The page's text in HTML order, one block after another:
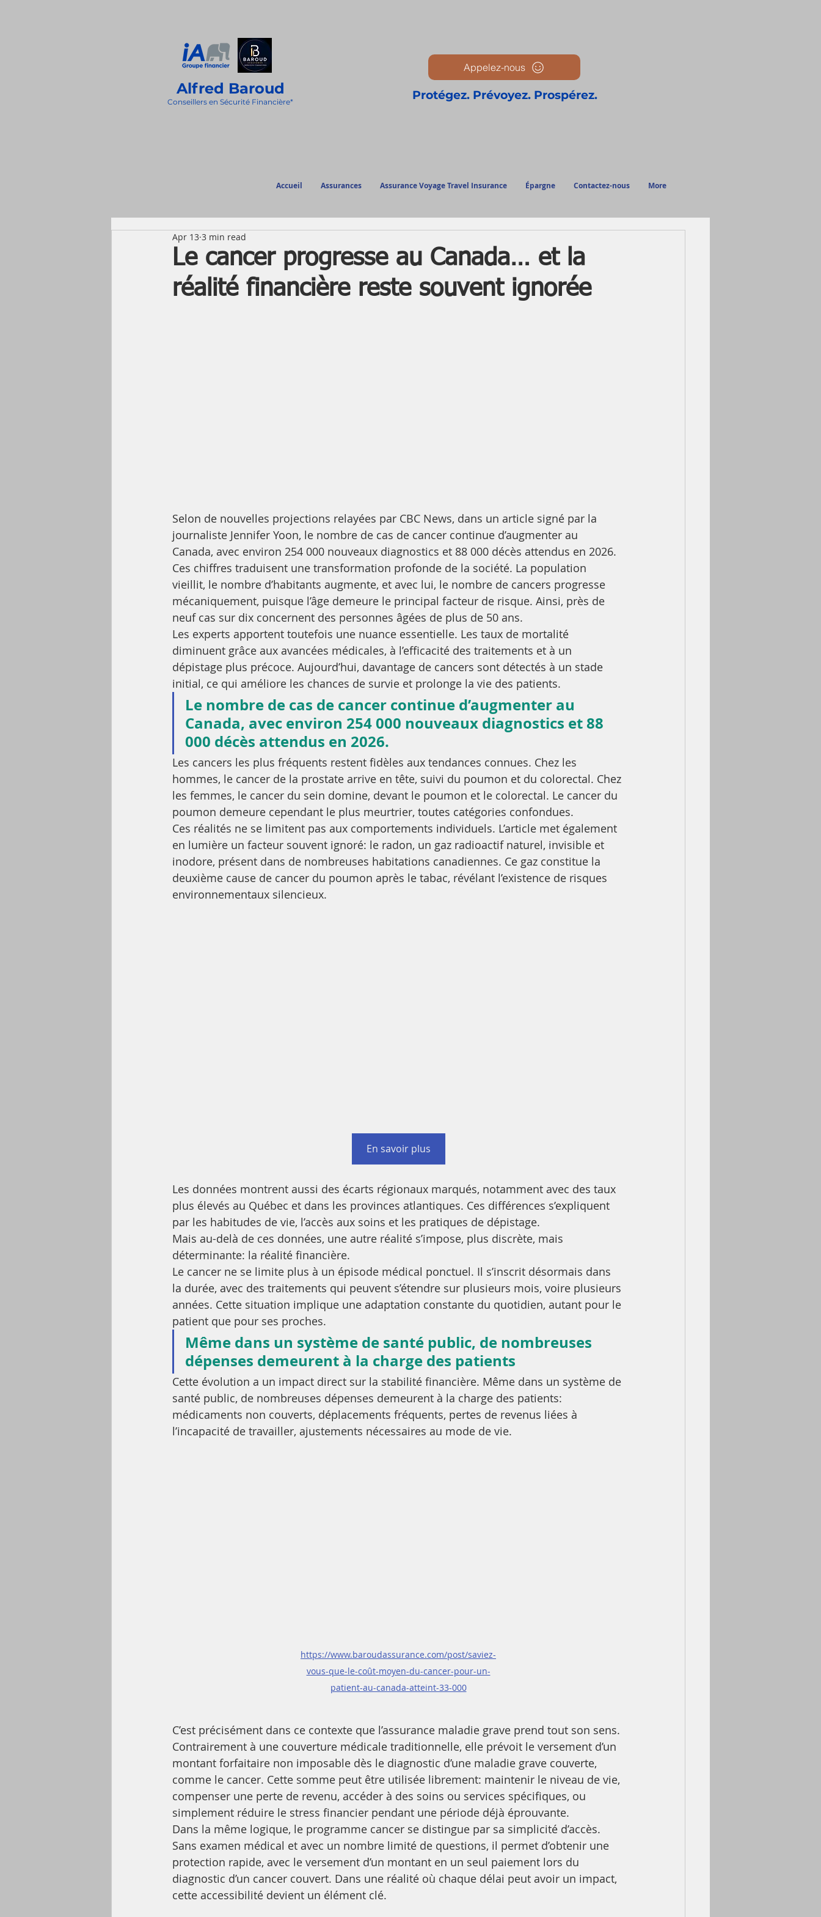
Alfred Baroud
Conseillers en Sécurité Financière*
Appelez-nous
Protégez. Prévoyez. Prospérez.
Accueil Assurances Assurance Voyage Travel Insurance Épargne Contactez-nous More
Le cancer progresse au Canada… et la
réalité financière reste souvent ignorée
Apr 13 3 min read
Selon de nouvelles projections relayées par CBC News, dans un article signé par la
journaliste Jennifer Yoon, le nombre de cas de cancer continue d’augmenter au
Canada, avec environ 254 000 nouveaux diagnostics et 88 000 décès attendus en 2026.
Ces chiffres traduisent une transformation profonde de la société. La population
vieillit, le nombre d’habitants augmente, et avec lui, le nombre de cancers progresse
mécaniquement, puisque l’âge demeure le principal facteur de risque. Ainsi, près de
neuf cas sur dix concernent des personnes âgées de plus de 50 ans.
Les experts apportent toutefois une nuance essentielle. Les taux de mortalité
diminuent grâce aux avancées médicales, à l’efficacité des traitements et à un
dépistage plus précoce. Aujourd’hui, davantage de cancers sont détectés à un stade
initial, ce qui améliore les chances de survie et prolonge la vie des patients.
Le nombre de cas de cancer continue d’augmenter au
Canada, avec environ 254 000 nouveaux diagnostics et 88
000 décès attendus en 2026.
Les cancers les plus fréquents restent fidèles aux tendances connues. Chez les
hommes, le cancer de la prostate arrive en tête, suivi du poumon et du colorectal. Chez
les femmes, le cancer du sein domine, devant le poumon et le colorectal. Le cancer du
poumon demeure cependant le plus meurtrier, toutes catégories confondues.
Ces réalités ne se limitent pas aux comportements individuels. L’article met également
en lumière un facteur souvent ignoré: le radon, un gaz radioactif naturel, invisible et
inodore, présent dans de nombreuses habitations canadiennes. Ce gaz constitue la
deuxième cause de cancer du poumon après le tabac, révélant l’existence de risques
environnementaux silencieux.
En savoir plus
Les données montrent aussi des écarts régionaux marqués, notamment avec des taux
plus élevés au Québec et dans les provinces atlantiques. Ces différences s’expliquent
par les habitudes de vie, l’accès aux soins et les pratiques de dépistage.
Mais au-delà de ces données, une autre réalité s’impose, plus discrète, mais
déterminante: la réalité financière.
Le cancer ne se limite plus à un épisode médical ponctuel. Il s’inscrit désormais dans
la durée, avec des traitements qui peuvent s’étendre sur plusieurs mois, voire plusieurs
années. Cette situation implique une adaptation constante du quotidien, autant pour le
patient que pour ses proches.
Même dans un système de santé public, de nombreuses
dépenses demeurent à la charge des patients
Cette évolution a un impact direct sur la stabilité financière. Même dans un système de
santé public, de nombreuses dépenses demeurent à la charge des patients:
médicaments non couverts, déplacements fréquents, pertes de revenus liées à
l’incapacité de travailler, ajustements nécessaires au mode de vie.
https://www.baroudassurance.com/post/saviez-
vous-que-le-coût-moyen-du-cancer-pour-un-
patient-au-canada-atteint-33-000
C’est précisément dans ce contexte que l’assurance maladie grave prend tout son sens.
Contrairement à une couverture médicale traditionnelle, elle prévoit le versement d’un
montant forfaitaire non imposable dès le diagnostic d’une maladie grave couverte,
comme le cancer. Cette somme peut être utilisée librement: maintenir le niveau de vie,
compenser une perte de revenu, accéder à des soins ou services spécifiques, ou
simplement réduire le stress financier pendant une période déjà éprouvante.
Dans la même logique, le programme cancer se distingue par sa simplicité d’accès.
Sans examen médical et avec un nombre limité de questions, il permet d’obtenir une
protection rapide, avec le versement d’un montant en un seul paiement lors du
diagnostic d’un cancer couvert. Dans une réalité où chaque délai peut avoir un impact,
cette accessibilité devient un élément clé.